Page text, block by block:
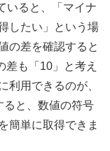
いると、「マイナ
したい」という場
の差を確認すると
差も「10」と考え
利用できるのが、
と、数値の符号
簡単に取得できま